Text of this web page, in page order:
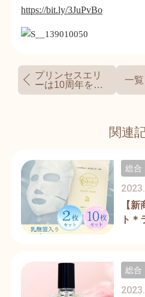
https://bit.ly/3JuPvBo
プリンセスエリ
ーは10周年を迎
えました
一覧
関連
【
ト
総合
総合